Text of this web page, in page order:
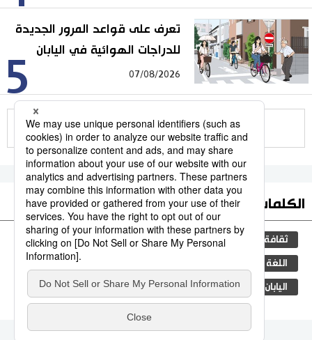
5
تعرف على قواعد المرور الجديدة
للدراجات الهوائية في اليابان
07/08/2026
للمزيد
الكلمات الأكثر بحثا
ثقافة التعليم الياباني مجتمع صحة وطب
اللغة اليابانية الأمراض
اليابان جيجي برس